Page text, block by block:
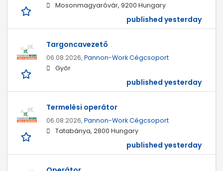
Mosonmagyaróvár, 9200 Hungary
published yesterday
Targoncavezető
06.08.2026, Pannon-Work Cégcsoport
Győr
published yesterday
Termelési operátor
06.08.2026, Pannon-Work Cégcsoport
Tatabánya, 2800 Hungary
published yesterday